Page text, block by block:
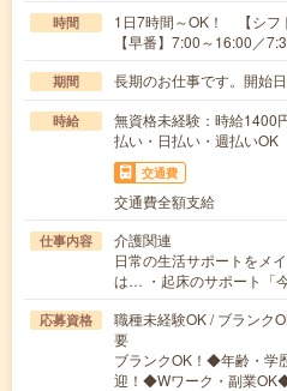
時間
1日7時間～OK！ 【シフ
【早番】7:00～16:00／
期間 長期のお仕事です。開始
時給
無資格未経験：時給
払い・日払い・週払いOK
交通費
交通費全額支給
仕事内容
介護関連
日常の生活サポートをメ
は… ・起床のサポート「
応募資格
職種未経験OK / ブランク
要
ブランクOK！◆年齢・学
迎！◆Wワーク・副業